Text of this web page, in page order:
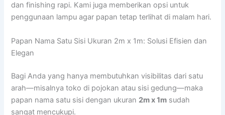
dan finishing rapi. Kami juga memberikan opsi untuk
penggunaan lampu agar papan tetap terlihat di malam hari.
Papan Nama Satu Sisi Ukuran 2m x 1m: Solusi Efisien dan
Elegan
Bagi Anda yang hanya membutuhkan visibilitas dari satu
arah—misalnya toko di pojokan atau sisi gedung—maka
papan nama satu sisi dengan ukuran 2m x 1m sudah
sangat mencukupi.